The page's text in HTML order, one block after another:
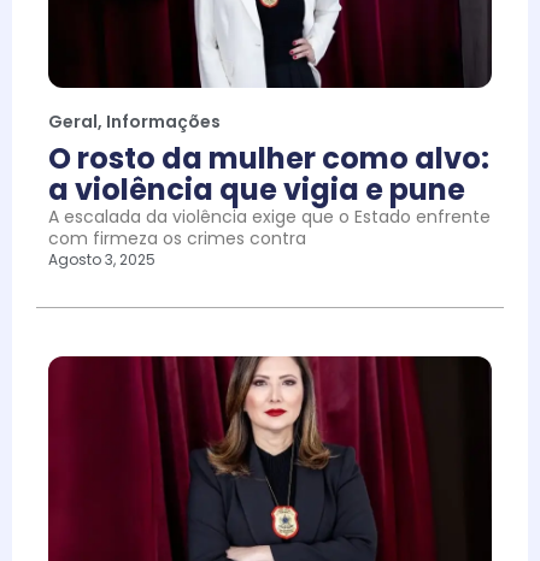
Geral, Informações
O rosto da mulher como alvo:
a violência que vigia e pune
A escalada da violência exige que o Estado enfrente
com firmeza os crimes contra
Agosto 3, 2025